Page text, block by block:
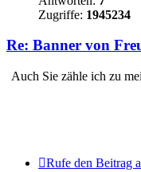
Zugriffe: 1945234
Re: Banner von
Auch Sie zähle ich zu
Rufe den Beitrag